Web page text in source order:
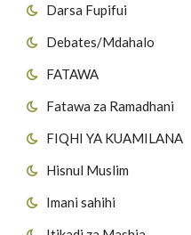
Darsa Fupifui
Debates/Mdahalo
FATAWA
Fatawa za Ramadhani
FIQHI YA KUAMILANA
Hisnul Muslim
Imani sahihi